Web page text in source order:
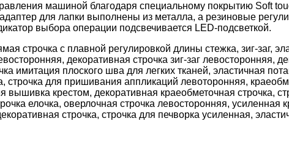
машиной благодаря специальному покрытию Soft
для лапки выполнены из металла, а резиновые
выбора операции подсвечивается LED-подсветкой.
строчка с плавной регулировкой длины стежка, зиг-заг,
декоративная строчка зиг-заг левосторонняя,
имитация плоского шва для легких тканей, эластичная
строчка для пришивания аппликаций левоторонняя,
вышивка крестом, декоративная краеобметочная строчка,
елочка, оверлочная строчка левосторонняя,
строчка, строчка для печворка усиленная,